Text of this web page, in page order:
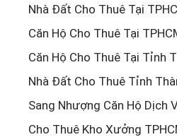
Nhà Đất Cho Thuê Tại
Căn Hộ Cho Thuê Tại
Căn Hộ Cho Thuê Tại Tỉnh
Nhà Đất Cho Thuê Tỉnh
Sang Nhượng Căn Hộ Dịch
Cho Thuê Kho Xưởng